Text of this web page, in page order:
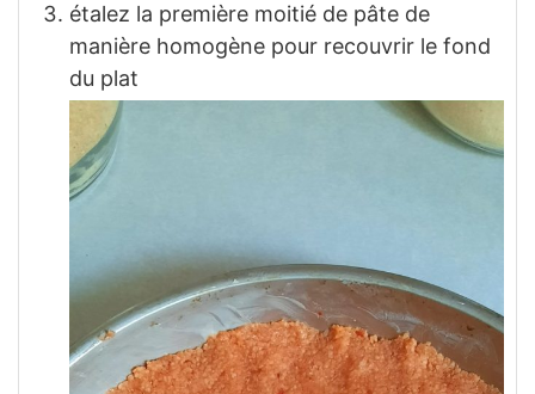
étalez la première moitié de pâte de
manière homogène pour recouvrir le fond
du plat